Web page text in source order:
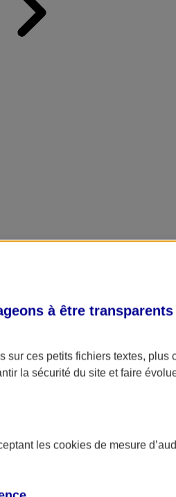
à être
sur ces petits fichiers textes, plus
la sécurité du site et faire
les cookies de mesure